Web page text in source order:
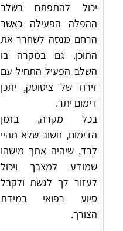
יכול להתפתח בשלב
ההפלה הפעילה כאשר
הרחם מנסה לשחרר את
התוכן. גם במקרה בו
השלב הפעיל התחיל עם
זירוז של ציטוטק, יתכן
דימום יתר.
בכל מקרה, בזמן
הדימום, חשוב שלא תהיי
לבד, שיהיה אתך מישהו
שמודע למצבך ויכול
לעזור לך לגשת ולקבל
סיוע רפואי במידת
הצורך.